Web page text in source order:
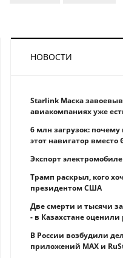
НОВОСТИ
Starlink Маска
авиакомпаниях уже
6 млн загрузок:
этот навигатор вместо
Экспорт
Трамп раскрыл, кого
президентом США
Две смерти и тысячи
- в Казахстане
В России возбудили
приложений MAX и